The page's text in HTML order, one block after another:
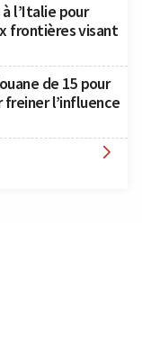
à l’Italie pour
frontières visant
de 15 pour
l’influence
